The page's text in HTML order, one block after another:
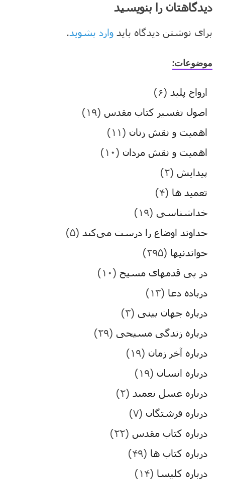
دیدگاهتان را بنویسید
برای نوشتن دیدگاه باید وارد بشوید.
موضوعات:
ارواح پلید (۶)
اصول تفسیر کتاب مقدس (۱۹)
اهمیت و نقش زنان (۱۱)
اهمیت و نقش مردان (۱۰)
پیدایش (۲)
تعمید ها (۴)
خداشناسی (۱۹)
خداوند اوضاع را درست می‌کند (۵)
خواندنیها (۲۹۵)
در پی قدمهای مسیح (۱۰)
درباده دعا (۱۳)
درباره جهان بینی (۳)
درباره زندگی مسیحی (۲۹)
درباره آخر زمان (۱۹)
درباره انسان (۱۹)
درباره غسل تعمید (۲)
درباره فرشتگان (۷)
درباره کتاب مقدس (۲۲)
درباره کتاب ها (۴۹)
درباره کلیسا (۱۴)